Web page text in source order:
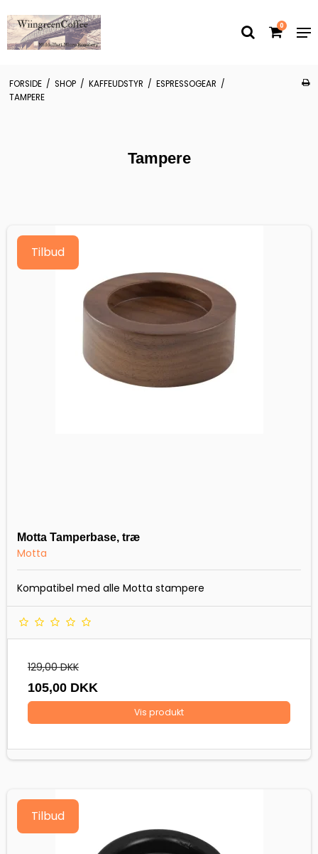
0
FORSIDE / SHOP / KAFFEUDSTYR / ESPRESSOGEAR /
TAMPERE
Tampere
Tilbud
Motta Tamperbase, træ
Motta
Kompatibel med alle Motta stampere
129,00 DKK
105,00 DKK
Vis produkt
Tilbud